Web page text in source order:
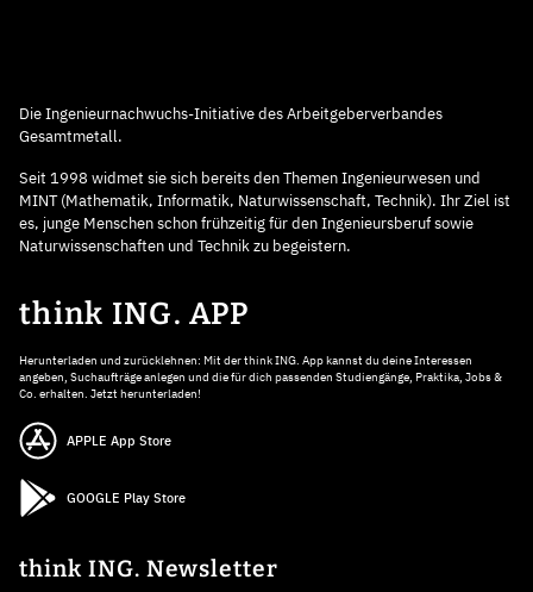
Die Ingenieurnachwuchs-Initiative des Arbeitgeberverbandes
Gesamtmetall.
Seit 1998 widmet sie sich bereits den Themen Ingenieurwesen und
MINT (Mathematik, Informatik, Naturwissenschaft, Technik). Ihr Ziel ist
es, junge Menschen schon frühzeitig für den Ingenieursberuf sowie
Naturwissenschaften und Technik zu begeistern.
think ING. APP
Herunterladen und zurücklehnen: Mit der think ING. App kannst du deine Interessen
angeben, Suchaufträge anlegen und die für dich passenden Studiengänge, Praktika, Jobs &
Co. erhalten. Jetzt herunterladen!
APPLE App Store
GOOGLE Play Store
think ING. Newsletter